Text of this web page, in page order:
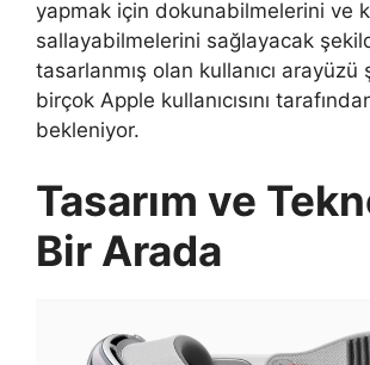
yapmak için dokunabilmelerini ve
sallayabilmelerini sağlayacak
tasarlanmış olan kullanıcı arayüzü
birçok Apple kullanıcısını
bekleniyor.
Tasarım ve
Bir Arada